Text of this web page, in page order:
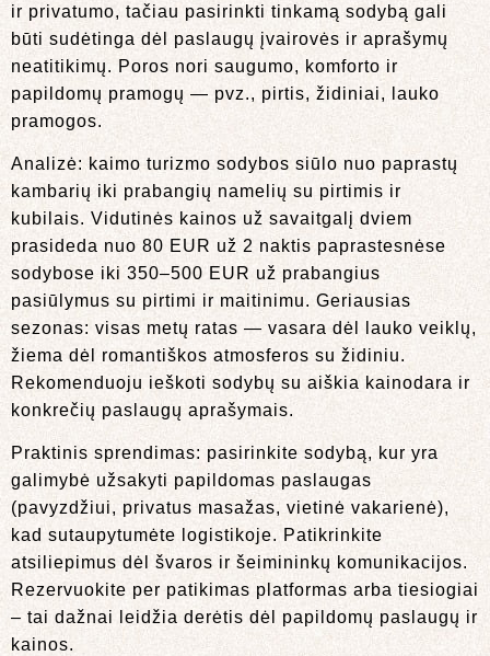
ir privatumo, tačiau pasirinkti tinkamą sodybą gali
būti sudėtinga dėl paslaugų įvairovės ir aprašymų
neatitikimų. Poros nori saugumo, komforto ir
papildomų pramogų — pvz., pirtis, židiniai, lauko
pramogos.
Analizė: kaimo turizmo sodybos siūlo nuo paprastų
kambarių iki prabangių namelių su pirtimis ir
kubilais. Vidutinės kainos už savaitgalį dviem
prasideda nuo 80 EUR už 2 naktis paprastesnėse
sodybose iki 350–500 EUR už prabangius
pasiūlymus su pirtimi ir maitinimu. Geriausias
sezonas: visas metų ratas — vasara dėl lauko veiklų,
žiema dėl romantiškos atmosferos su židiniu.
Rekomenduoju ieškoti sodybų su aiškia kainodara ir
konkrečių paslaugų aprašymais.
Praktinis sprendimas: pasirinkite sodybą, kur yra
galimybė užsakyti papildomas paslaugas
(pavyzdžiui, privatus masažas, vietinė vakarienė),
kad sutaupytumėte logistikoje. Patikrinkite
atsiliepimus dėl švaros ir šeimininkų komunikacijos.
Rezervuokite per patikimas platformas arba tiesiogiai
– tai dažnai leidžia derėtis dėl papildomų paslaugų ir
kainos.